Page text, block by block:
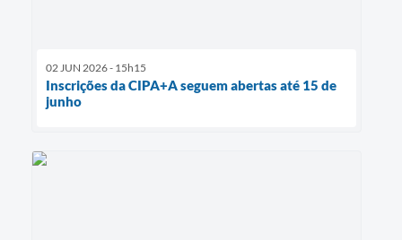
02 JUN 2026 - 15h15
Inscrições da CIPA+A seguem abertas até 15 de
junho